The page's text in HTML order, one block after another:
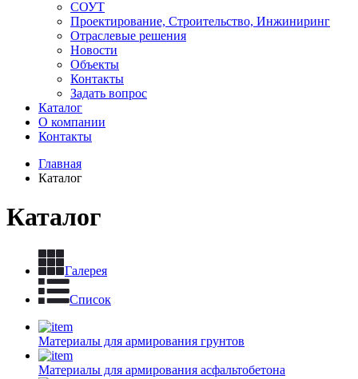
СОУТ
Проектирование, Строительство, Инжиниринг
Отраслевые решения
Новости
Объекты
Контакты
Задать вопрос
Каталог
О компании
Контакты
Главная
Каталог
Каталог
Галерея
Список
Материалы для армирования грунтов
Материалы для армирования асфальтобетона